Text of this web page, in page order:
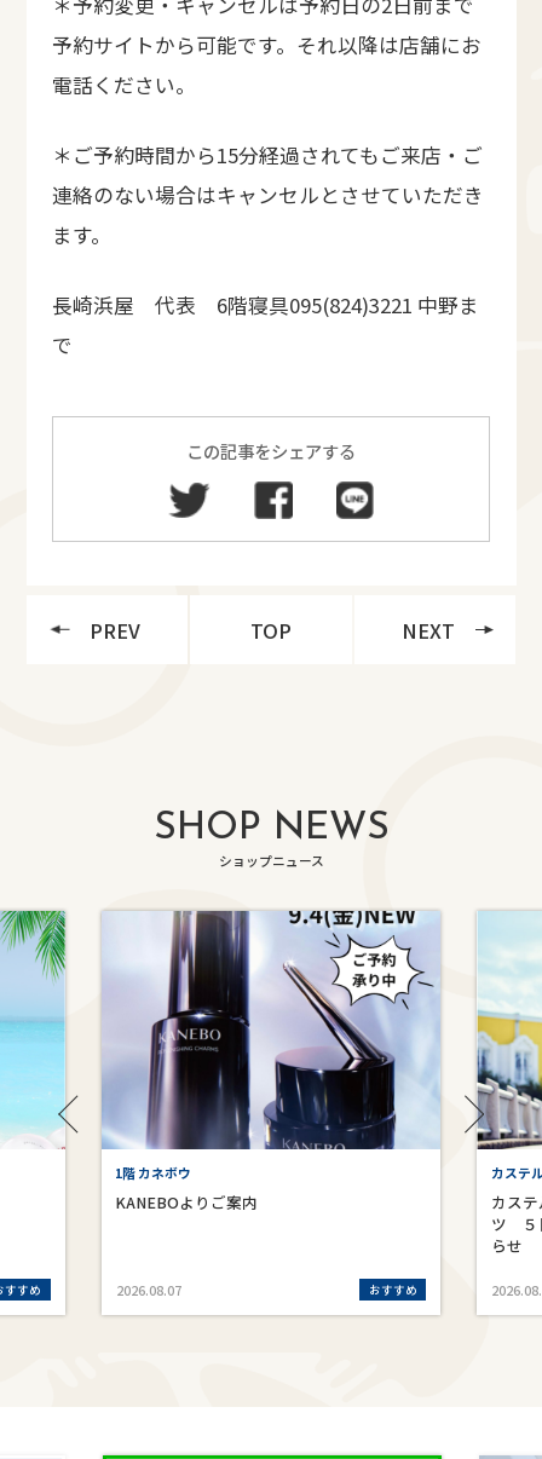
予約サイトから可能です。それ以降は店舗にお
電話ください。
＊ご予約時間から15分経過されてもご来店・ご
連絡のない場合はキャンセルとさせていただき
ます。
長崎浜屋 代表 6階寝具095(824)3221 中野ま
で
この記事をシェアする
PREV TOP NEXT
SHOP NEWS
ショップニュース
すすめ
1階 カネボウ
KANEBOよりご案内
2026.08.07 おすすめ
カステ
カス
ツ ５
らせ